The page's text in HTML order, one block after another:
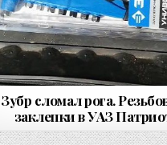
Зубр сломал рога.
заклепки в УАЗ